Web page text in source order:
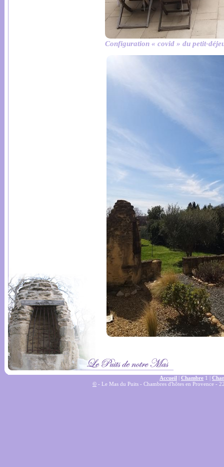
Configuration « covid » du petit-
Accueil | Chambre 1 |
© - Le Mas du Puits - Chambres d'hôtes en Provence -